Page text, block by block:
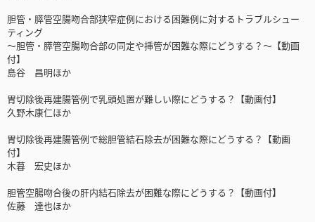
胆管・膵管空腸吻合部狭窄症例における困難例に対するトラブルシュー
ティング
～胆管・膵管空腸吻合部の同定や挿管が困難な際にどうする？～【動画
付】
島谷 昌明ほか
胃切除後再建腸管例で乳頭処置が難しい際にどうする？【動画付】
久野木康仁ほか
胃切除後再建腸管例で総胆管結石除去が困難な際にどうする？【動画
付】
木暮 宏史ほか
胆管空腸吻合後の肝内結石除去が困難な際にどうする？【動画付】
佐藤 達也ほか